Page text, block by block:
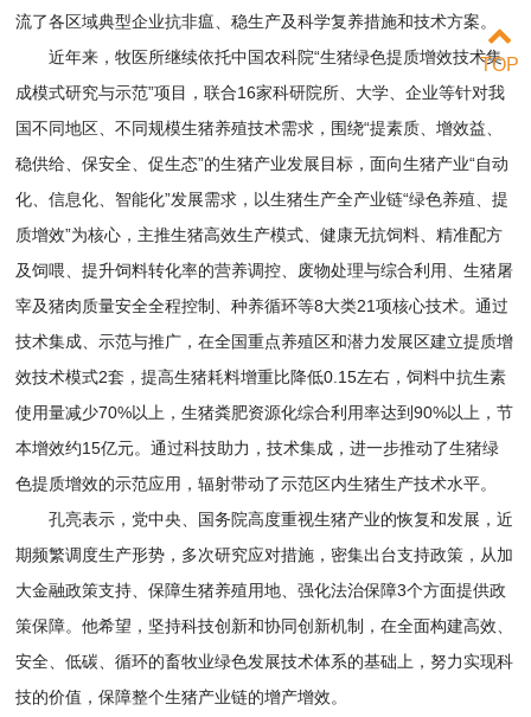
流了各区域典型企业抗非瘟、稳生产及科学复养措施和技术方案。
近年来，牧医所继续依托中国农科院“生猪绿色提质增效技术集
成模式研究与示范”项目，联合16家科研院所、大学、企业等针对我
国不同地区、不同规模生猪养殖技术需求，围绕“提素质、增效益、
稳供给、保安全、促生态”的生猪产业发展目标，面向生猪产业“自动
化、信息化、智能化”发展需求，以生猪生产全产业链“绿色养殖、提
质增效”为核心，主推生猪高效生产模式、健康无抗饲料、精准配方
及饲喂、提升饲料转化率的营养调控、废物处理与综合利用、生猪屠
宰及猪肉质量安全全程控制、种养循环等8大类21项核心技术。通过
技术集成、示范与推广，在全国重点养殖区和潜力发展区建立提质增
效技术模式2套，提高生猪耗料增重比降低0.15左右，饲料中抗生素
使用量减少70%以上，生猪粪肥资源化综合利用率达到90%以上，节
本增效约15亿元。通过科技助力，技术集成，进一步推动了生猪绿
色提质增效的示范应用，辐射带动了示范区内生猪生产技术水平。
孔亮表示，党中央、国务院高度重视生猪产业的恢复和发展，近
期频繁调度生产形势，多次研究应对措施，密集出台支持政策，从加
大金融政策支持、保障生猪养殖用地、强化法治保障3个方面提供政
策保障。他希望，坚持科技创新和协同创新机制，在全面构建高效、
安全、低碳、循环的畜牧业绿色发展技术体系的基础上，努力实现科
技的价值，保障整个生猪产业链的增产增效。
TOP